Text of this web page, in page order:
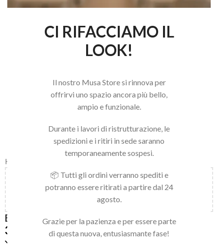
CI RIFACCIAMO IL
LOOK!
Il nostro Musa Store si rinnova per
offrirvi uno spazio ancora più bello,
ampio e funzionale.
Durante i lavori di ristrutturazione, le
spedizioni e i ritiri in sede saranno
temporaneamente sospesi.
📦 Tutti gli ordini verranno spediti e
potranno essere ritirati a partire dal 24
agosto.
Grazie per la pazienza e per essere parte
di questa nuova, entusiasmante fase!
Home
150,00
al carrello e ottieni la spedizione
ECORICARICA HARD GEL NUDE 25ML
39,90